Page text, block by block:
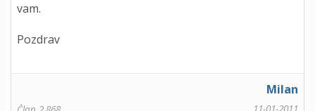
vam.
Pozdrav
Milan